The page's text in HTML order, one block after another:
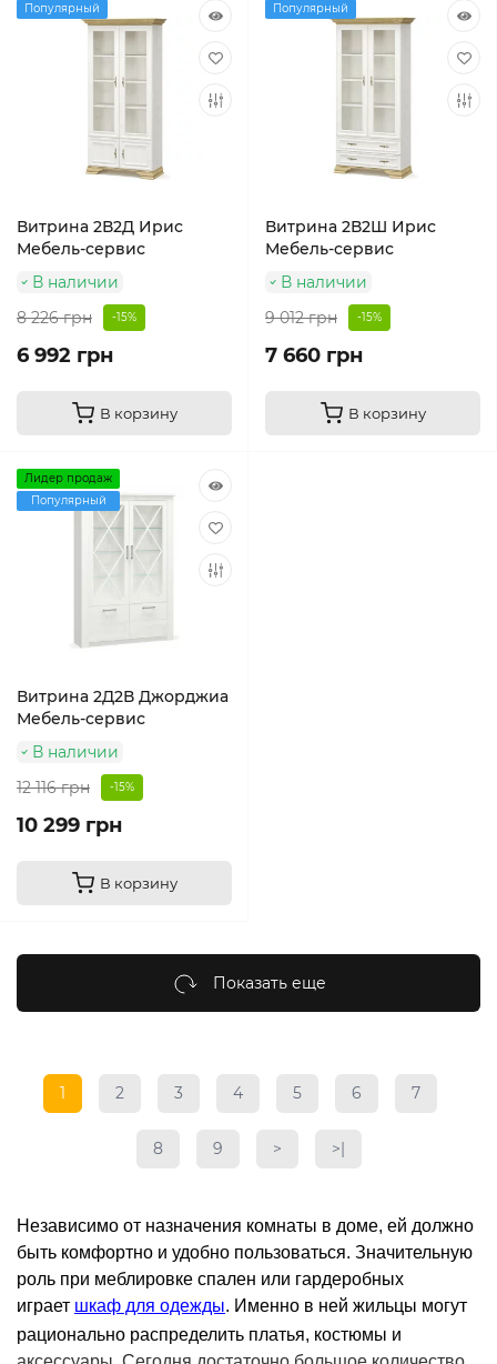
Популярный
Витрина 2В2Д Ирис
Мебель-сервис
В наличии
8 226 грн
-15%
6 992 грн
В корзину
Популярный
Витрина 2В2Ш Ирис
Мебель-сервис
В наличии
9 012 грн
-15%
7 660 грн
В корзину
Лидер продаж
Популярный
Витрина 2Д2В Джорджиа
Мебель-сервис
В наличии
12 116 грн
-15%
10 299 грн
В корзину
Показать еще
1 2 3 4 5 6 7
8 9 > >|
Независимо от назначения комнаты в доме, ей должно
быть комфортно и удобно пользоваться. Значительную
роль при меблировке спален или гардеробных
играет шкаф для одежды. Именно в ней жильцы могут
рационально распределить платья, костюмы и